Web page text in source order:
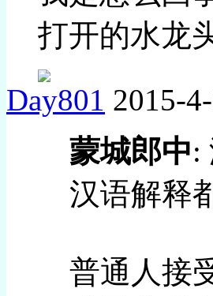
打开的水龙
Day801 2015-
蒙城郎中:
汉语解释
普通人接